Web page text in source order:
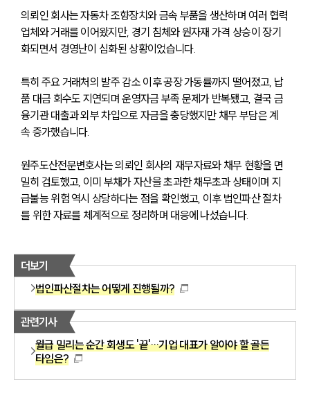
의뢰인 회사는 자동차 조향장치와 금속 부품을 생산하며 여러 협력
업체와 거래를 이어왔지만, 경기 침체와 원자재 가격 상승이 장기
화되면서 경영난이 심화된 상황이었습니다.
특히 주요 거래처의 발주 감소 이후 공장 가동률까지 떨어졌고, 납
품 대금 회수도 지연되며 운영자금 부족 문제가 반복됐고, 결국 금
융기관 대출과 외부 차입으로 자금을 충당했지만 채무 부담은 계
속 증가했습니다.
원주도산전문변호사는 의뢰인 회사의 재무자료와 채무 현황을 면
밀히 검토했고, 이미 부채가 자산을 초과한 채무초과 상태이며 지
급불능 위험 역시 상당하다는 점을 확인했고, 이후 법인파산 절차
를 위한 자료를 체계적으로 정리하며 대응에 나섰습니다.
더보기
법인파산절차는 어떻게 진행될까?
관련기사
월급 밀리는 순간 회생도 '끝'…기업 대표가 알아야 할 골든
타임은?